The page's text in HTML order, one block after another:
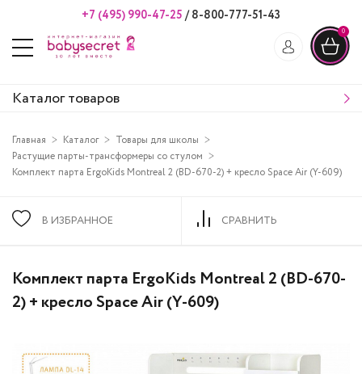
+7 (495) 990-47-25 /8-800-777-51-43
0
Каталог товаров
Главная Каталог
Товары для школы
Растущие парты-трансформеры со стулом
Комплект парта ErgoKids Montreal 2 (BD-670-2) + кресло Space Air (Y-609)
В ИЗБРАННОЕ СРАВНИТЬ
Комплект парта ErgoKids Montreal 2 (BD-670-
2) + кресло Space Air (Y-609)